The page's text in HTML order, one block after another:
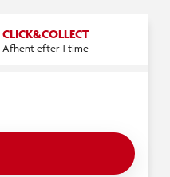
CLICK&COLLECT
Afhent efter 1 time